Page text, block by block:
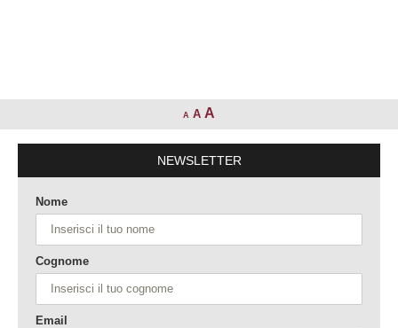
A A A
NEWSLETTER
Nome
Cognome
Email